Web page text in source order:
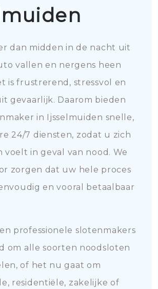
dan midden in de nacht uit
vallen en nergens heen
is frustrerend, stressvol en
gevaarlijk. Daarom bieden
in Ijsselmuiden snelle,
24/7 diensten, zodat u zich
voelt in geval van nood. We
zorgen dat uw hele proces
en vooral betaalbaar
professionele slotenmakers
om alle soorten noodsloten
of het nu gaat om
residentiële, zakelijke of